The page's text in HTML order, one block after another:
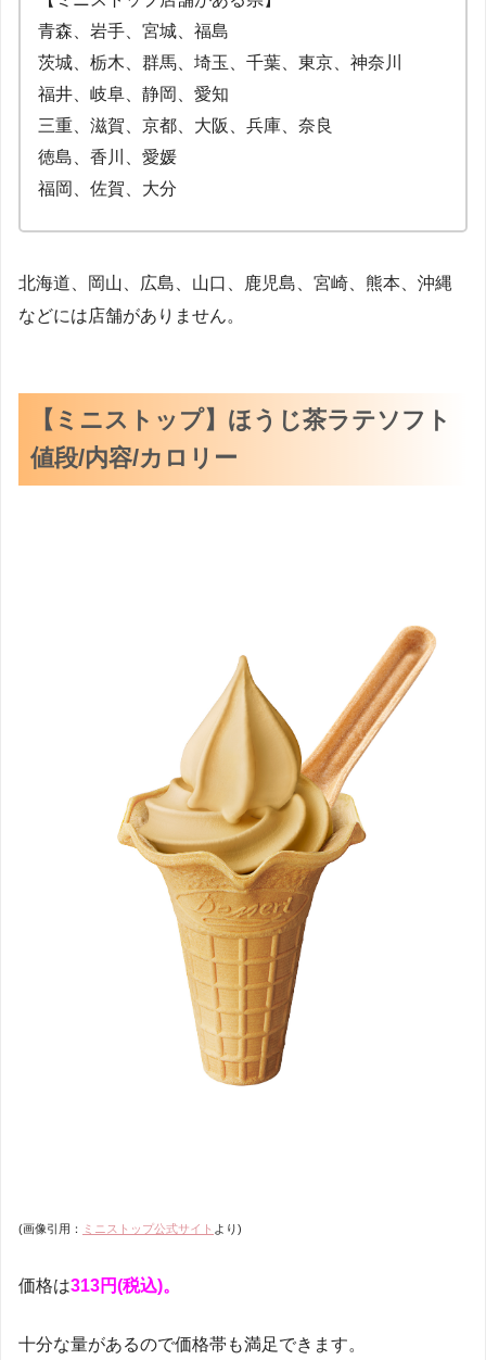
青森、岩手、宮城、福島
茨城、栃木、群馬、埼玉、千葉、東京、神奈川
福井、岐阜、静岡、愛知
三重、滋賀、京都、大阪、兵庫、奈良
徳島、香川、愛媛
福岡、佐賀、大分
北海道、岡山、広島、山口、鹿児島、宮崎、熊本、沖縄
などには店舗がありません。
【ミニストップ】ほうじ茶ラテソフト
値段/内容/カロリー
(画像引用： ミニストップ公式サイト より)
価格は313円(税込)。
十分な量があるので価格帯も満足できます。